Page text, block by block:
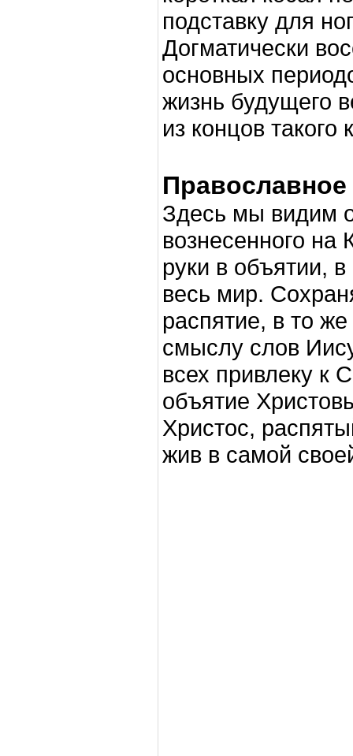
подставку для
Догматически
основных
жизнь будущего
из концов такого
Православное
Здесь мы видим
вознесенного
руки в объятии,
весь мир.
распятие, в то же
смыслу слов
всех привлеку к
объятие
Христос,
жив в самой